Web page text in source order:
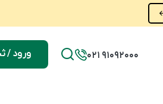
021 91092000 ورود /